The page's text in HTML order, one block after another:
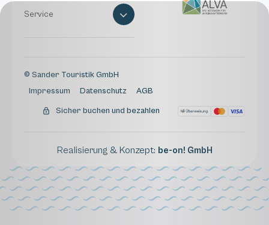
Service
© Sander Touristik GmbH
Impressum
Datenschutz AGB
Sicher buchen und bezahlen
Realisierung & Konzept: be-on! GmbH